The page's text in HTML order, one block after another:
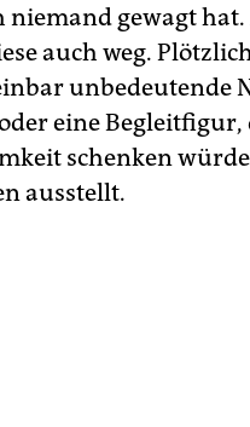
niemand gewagt
auch weg.
unbedeutende
eine Begleitfigur,
schenken
ausstellt.